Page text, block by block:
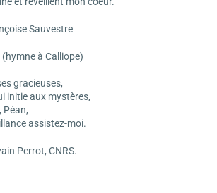
Sauvestre
à Calliope)
gracieuses,
initie aux mystères,
Péan,
assistez-moi.
Perrot, CNRS.